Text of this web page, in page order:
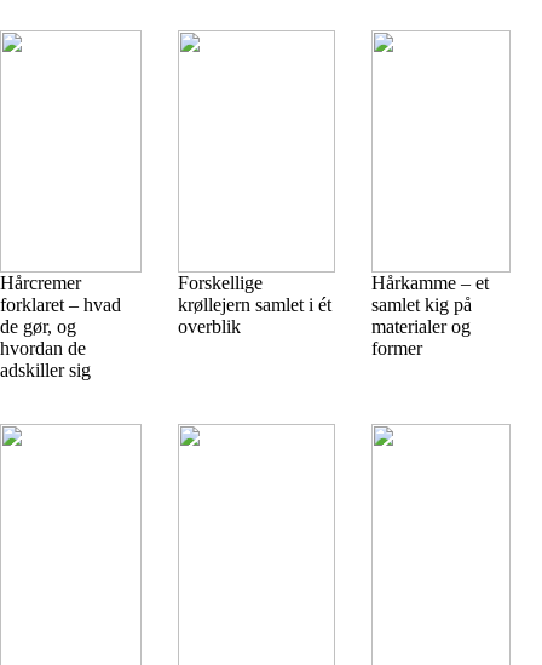
Hårcremer
forklaret – hvad
de gør, og
hvordan de
adskiller sig
Forskellige
krøllejern samlet i ét
overblik
Hårkamme – et
samlet kig på
materialer og
former